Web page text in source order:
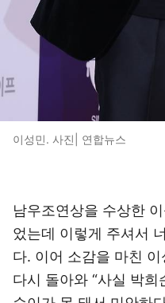
이성민. 사진| 연합뉴스
남우조연상을 수상한
었는데 이렇게 주셔서
다. 이어 소감을 마친
다시 돌아와 “사실 박